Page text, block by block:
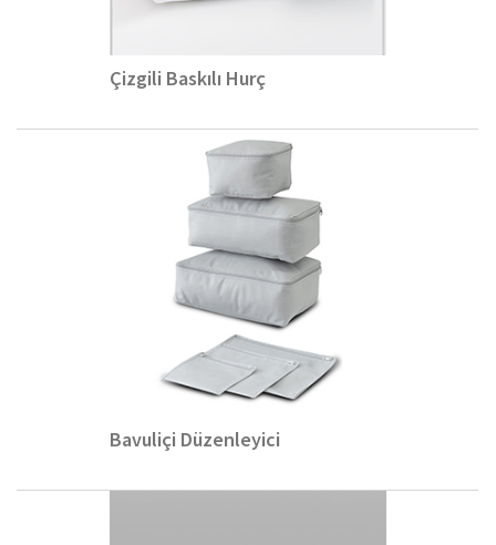
Çizgili Baskılı Hurç
Bavuliçi Düzenleyici